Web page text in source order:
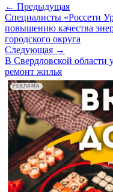
← Предыдущая
Специалисты «Россети
повышению качества
городского округа
Следующая →
В Свердловской области
ремонт жилья
РЕКЛАМА